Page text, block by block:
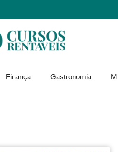
Finança Gastronomia